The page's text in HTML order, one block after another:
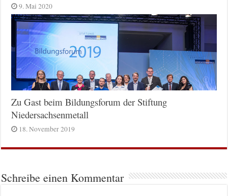
9. Mai 2020
Zu Gast beim Bildungsforum der Stiftung
Niedersachsenmetall
18. November 2019
Schreibe einen Kommentar